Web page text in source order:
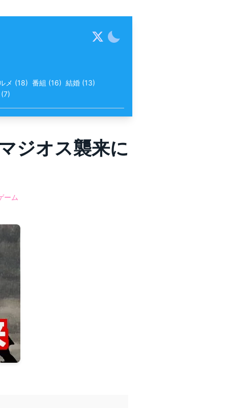
メ (18) 番組 (16) 結婚 (13)
(7)
ジオス襲来に
ーム